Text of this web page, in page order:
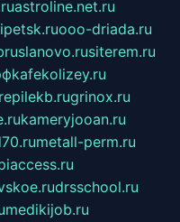
astroline.net.ru
ooo-driada.ru
siterem.ru
kafekolizey.ru
grinox.ru
kameryjooan.ru
metall-perm.ru
drsschool.ru
medikijob.ru